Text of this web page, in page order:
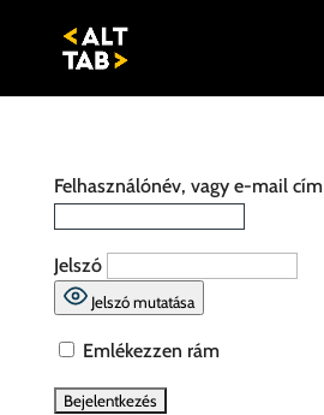
Felhasználónév, vagy e-mail cím
Jelszó
Jelszó mutatása
Emlékezzen rám